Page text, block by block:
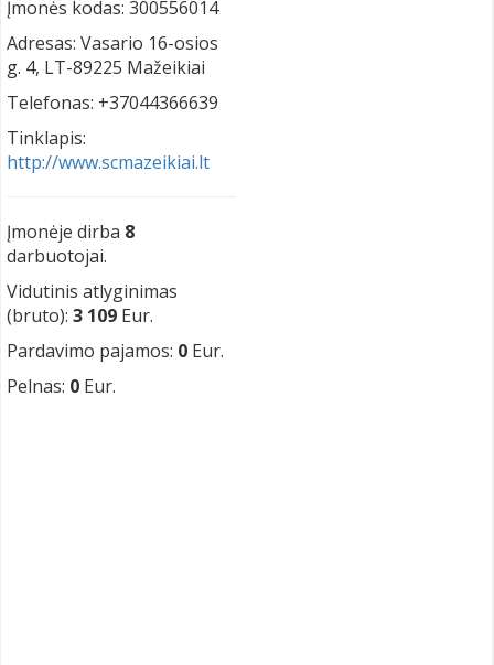
Įmonės kodas: 300556014
Adresas: Vasario 16-osios
g. 4, LT-89225 Mažeikiai
Telefonas: +37044366639
Tinklapis:
http://www.scmazeikiai.lt
Įmonėje dirba 8
darbuotojai.
Vidutinis atlyginimas
(bruto): 3 109 Eur.
Pardavimo pajamos: 0 Eur.
Pelnas: 0 Eur.